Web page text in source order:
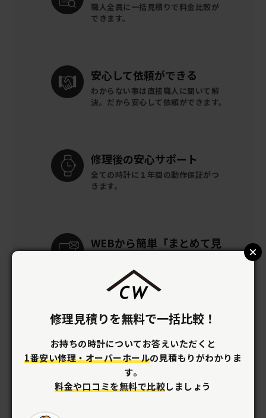
職人全員に一括見積りで料金比較が
できます。
安心して依頼ができる
わからない事は直接職人に聞いて解
決。 だから安心して依頼ができます。
修理後の安心サポート
全ての時計に １年間の動作保証がつ
きます。
WEBから簡単 「まとめて見
積り」
「まとめて見積り」なら、住所や電
話番号の入力なし。時計を送らずに
概算見積りを作成します。
資格を持つ職人が在籍
優れた技術でリーズナブルに
ホールができます。
修理見積りを無料で一括比較！
お持ちの時計についてお答えいただくと
1番安い修理・オーバーホールの見積もりがわかりま
す。
料金や口コミを無料で比較しましょう